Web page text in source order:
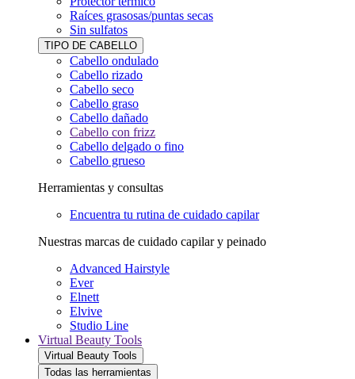
Raíces grasosas/puntas secas
Sin sulfatos
TIPO DE CABELLO
Cabello ondulado
Cabello rizado
Cabello seco
Cabello graso
Cabello dañado
Cabello con frizz
Cabello delgado o fino
Cabello grueso
Herramientas y consultas
Encuentra tu rutina de cuidado capilar
Nuestras marcas de cuidado capilar y peinado
Advanced Hairstyle
Ever
Elnett
Elvive
Studio Line
Virtual Beauty Tools
Virtual Beauty Tools
Todas las herramientas